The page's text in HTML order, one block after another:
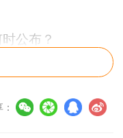
公布？
投资）职业资格
。